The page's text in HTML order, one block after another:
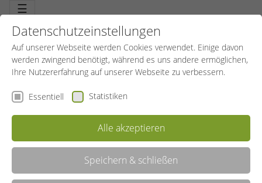
☰
LISTE
Datenschutzeinstellungen
Auf unserer Webseite werden Cookies verwendet. Einige davon
werden zwingend benötigt, während es uns andere ermöglichen,
Ihre Nutzererfahrung auf unserer Webseite zu verbessern.
Essentiell Statistiken
Alle akzeptieren
Speichern & schließen